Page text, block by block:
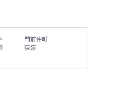
門前仲町
荻窪